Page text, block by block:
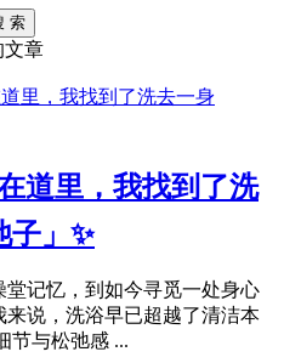
索
文章
道里，我找到了洗
子」✨
记忆，到如今寻觅一处身心
说，洗浴早已超越了清洁本
节与松弛感 ...